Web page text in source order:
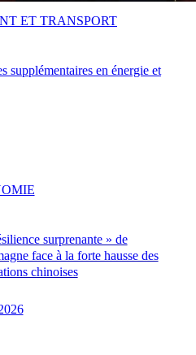
supplémentaires en énergie et
ET TRANSPORT
surprenante » de
face à la forte hausse des
chinoises